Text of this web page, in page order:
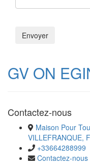
GV ON
Contactez-nous
Maison Pour
VILLEFRANQUE,
+33664288999
Contactez-nous